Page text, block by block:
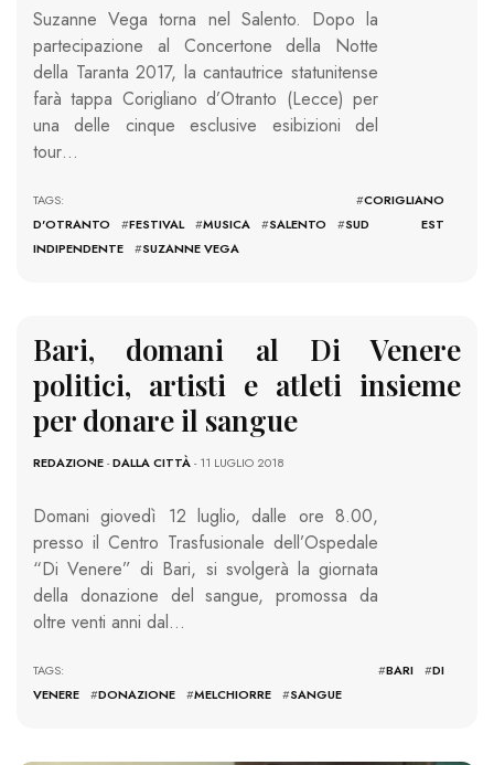
Suzanne Vega torna nel Salento. Dopo la
partecipazione al Concertone della Notte
della Taranta 2017, la cantautrice statunitense
farà tappa Corigliano d’Otranto (Lecce) per
una delle cinque esclusive esibizioni del
tour…
TAGS: #CORIGLIANO
D'OTRANTO
#FESTIVAL #MUSICA #SALENTO #SUD EST
INDIPENDENTE
#SUZANNE VEGA
Bari, domani al Di Venere
politici, artisti e atleti insieme
per donare il sangue
REDAZIONE-DALLA CITTÀ- 11 LUGLIO 2018
Domani giovedì 12 luglio, dalle ore 8.00,
presso il Centro Trasfusionale dell’Ospedale
“Di Venere” di Bari, si svolgerà la giornata
della donazione del sangue, promossa da
oltre venti anni dal…
TAGS: #BARI #DI
VENERE
#DONAZIONE #MELCHIORRE #SANGUE